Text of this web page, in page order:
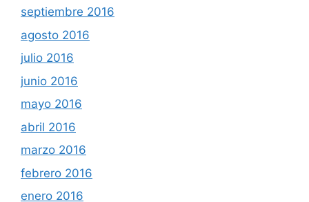
septiembre 2016
agosto 2016
julio 2016
junio 2016
mayo 2016
abril 2016
marzo 2016
febrero 2016
enero 2016